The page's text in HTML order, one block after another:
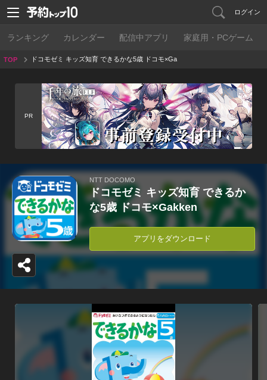
ログイン
ランキング カレンダー 配信中アプリ 家庭用・PCゲーム
TOP
ドコモゼミ キッズ知育 できるかな5歳 ドコモ×Ga
PR
NTT DOCOMO
ドコモゼミ キッズ知育 できるか
な5歳 ドコモ×Gakken
アプリをダウンロード